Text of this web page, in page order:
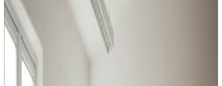
Kerteminde — fra produktionshaller og lagerbygninger til
kontorer, værksteder og restauranter.
Procesventilation
Udsugning ved svejsning, slibning og kemikalier i
Kerteminde. Overholder Arbejdstilsynets krav.